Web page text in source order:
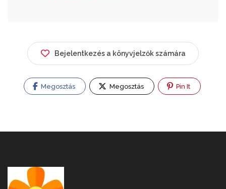
Bejelentkezés a könyvjelzők számára
Megosztás Megosztás Pin It